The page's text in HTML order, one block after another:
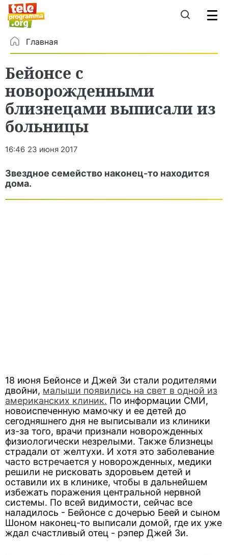
Главная
Бейонсе с
новорожденными
близнецами выписали из
больницы
16:46 23 июня 2017
Звездное семейство наконец-то находится
дома.
18 июня Бейонсе и Джей Зи стали родителями
двойни, малыши появились на свет в одной из
американских клиник. По информации СМИ,
новоиспеченную мамочку и ее детей до
сегодняшнего дня не выписывали из клиники
из-за того, врачи признали новорожденных
физиологически незрелыми. Также близнецы
страдали от желтухи. И хотя это заболевание
часто встречается у новорожденных, медики
решили не рисковать здоровьем детей и
оставили их в клинике, чтобы в дальнейшем
избежать поражения центральной нервной
системы. По всей видимости, сейчас все
наладилось - Бейонсе с дочерью Беей и сыном
Шоном наконец-то выписали домой, где их уже
ждал счастливый отец - рэпер Джей Зи.